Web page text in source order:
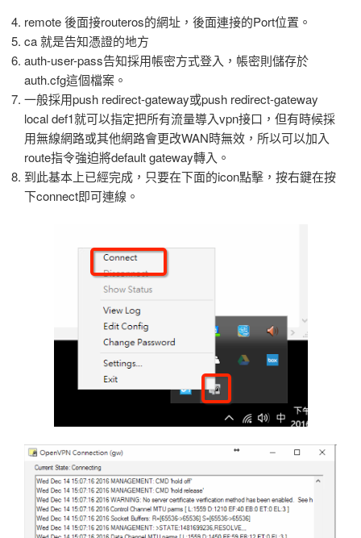
remote 後面接routeros的網址，後面連接的Port位置。
ca 就是告知憑證的地方
auth-user-pass告知採用帳密方式登入，帳密則儲存於
auth.cfg這個檔案。
一般採用push redirect-gateway或push redirect-gateway
local def1就可以指定把所有流量導入vpn接口，但有時候採
用無線網路或其他網路會更改WAN時無效，所以可以加入
route指令強迫將default gateway轉入。
到此基本上已經完成，只要在下面的icon點擊，按右鍵在按
下connect即可連線。